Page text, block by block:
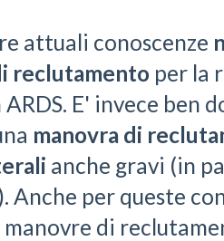
attuali conoscenze
reclutamento per la
E' invece ben
manovra di
anche gravi (in
Anche per queste
di